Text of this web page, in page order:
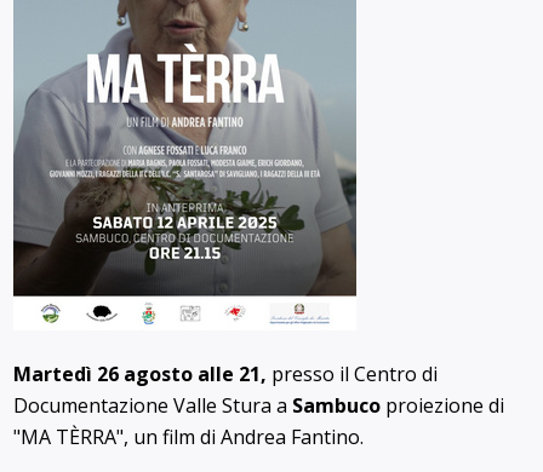
Martedì 26 agosto alle 21, presso il Centro di
Documentazione Valle Stura a Sambuco proiezione di
"MA TÈRRA", un film di Andrea Fantino.